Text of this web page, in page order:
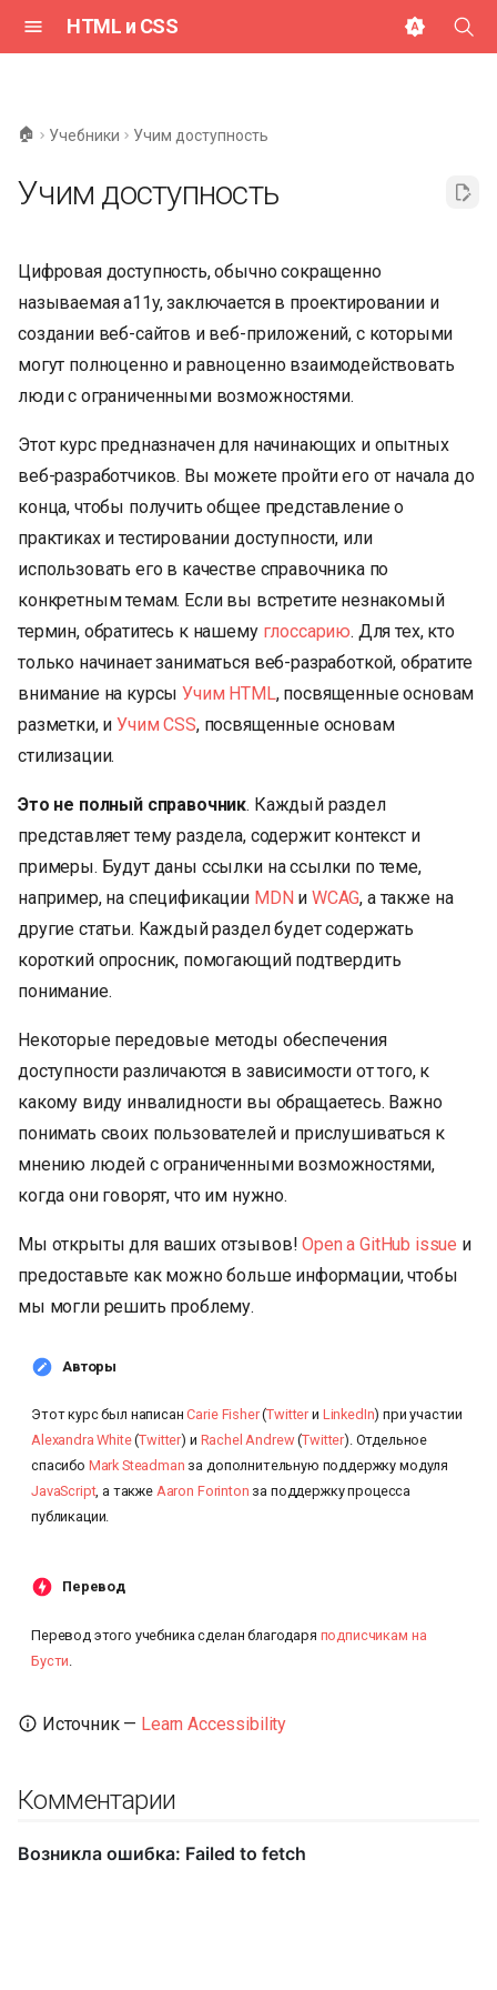
HTML и CSS
ц
а
л
з
ц
и
п
о
и
к
🏠 Учебники Учим доступность
Учим доступность
Цифровая доступность, обычно сокращенно
называемая a11y, заключается в проектировании и
создании веб-сайтов и веб-приложений, с которыми
могут полноценно и равноценно взаимодействовать
люди с ограниченными возможностями.
Этот курс предназначен для начинающих и опытных
веб-разработчиков. Вы можете пройти его от начала до
конца, чтобы получить общее представление о
практиках и тестировании доступности, или
использовать его в качестве справочника по
конкретным темам. Если вы встретите незнакомый
термин, обратитесь к нашему глоссарию. Для тех, кто
только начинает заниматься веб-разработкой, обратите
внимание на курсыУчим HTML, посвященные основам
разметки, иУчим CSS, посвященные основам
стилизации.
Это не полный справочник. Каждый раздел
представляет тему раздела, содержит контекст и
примеры. Будут даны ссылки на ссылки по теме,
например, на спецификации MDN и WCAG, а также на
другие статьи. Каждый раздел будет содержать
короткий опросник, помогающий подтвердить
понимание.
Некоторые передовые методы обеспечения
доступности различаются в зависимости от того, к
какому виду инвалидности вы обращаетесь. Важно
понимать своих пользователей и прислушиваться к
мнению людей с ограниченными возможностями,
когда они говорят, что им нужно.
Мы открыты для ваших отзывов!Open a GitHub issue и
предоставьте как можно больше информации, чтобы
мы могли решить проблему.
Авторы
Этот курс был написанCarie Fisher(Twitter и LinkedIn) при участии
Alexandra White(Twitter) и Rachel Andrew(Twitter). Отдельное
спасибо Mark Steadman за дополнительную поддержку модуля
JavaScript, а также Aaron Forinton за поддержку процесса
публикации.
Перевод
Перевод этого учебника сделан благодаря подписчикам на
Бусти.
Источник — Learn Accessibility
Комментарии